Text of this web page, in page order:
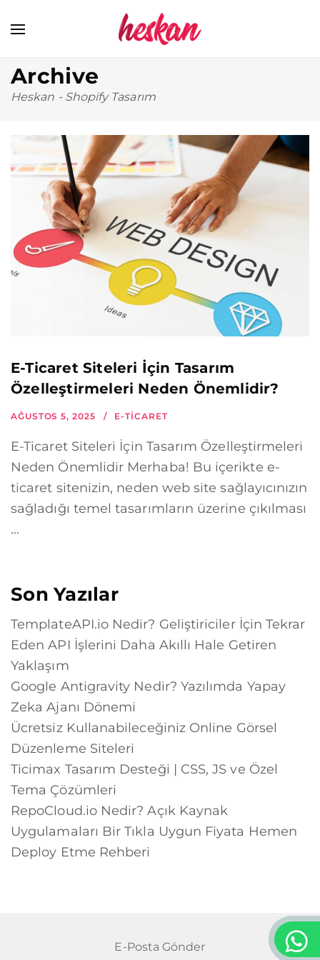
Archive
Heskan - Shopify Tasarım
E-Ticaret Siteleri İçin Tasarım
Özelleştirmeleri Neden Önemlidir?
AĞUSTOS 5, 2025 E-TICARET
E-Ticaret Siteleri İçin Tasarım Özelleştirmeleri
Neden Önemlidir Merhaba! Bu içerikte e-
ticaret sitenizin, neden web site sağlayıcınızın
sağladığı temel tasarımların üzerine çıkılması
...
Son Yazılar
TemplateAPI.io Nedir? Geliştiriciler İçin Tekrar
Eden API İşlerini Daha Akıllı Hale Getiren
Yaklaşım
Google Antigravity Nedir? Yazılımda Yapay
Zeka Ajanı Dönemi
Ücretsiz Kullanabileceğiniz Online Görsel
Düzenleme Siteleri
Ticimax Tasarım Desteği | CSS, JS ve Özel
Tema Çözümleri
RepoCloud.io Nedir? Açık Kaynak
Uygulamaları Bir Tıkla Uygun Fiyata Hemen
Deploy Etme Rehberi
E-Posta Gönder